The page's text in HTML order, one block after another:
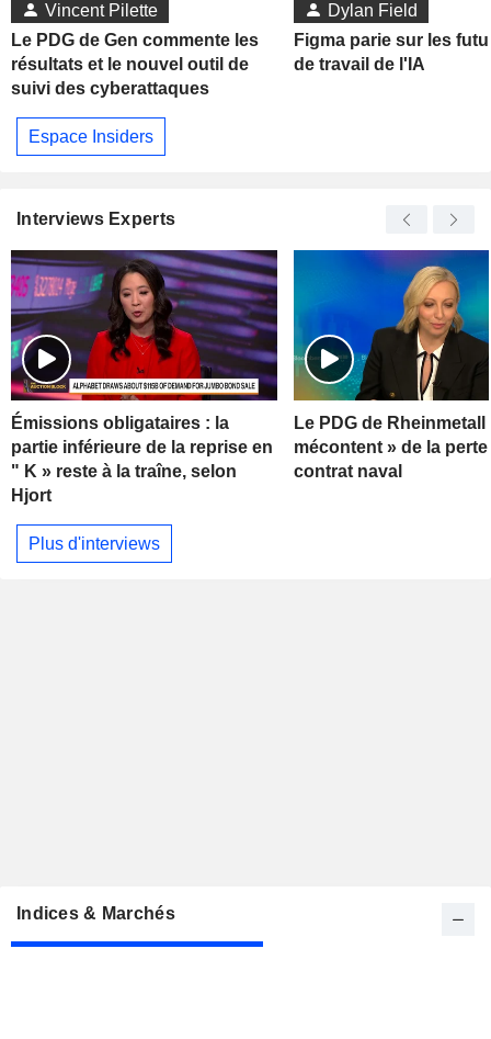
Vincent Pilette
Le PDG de Gen commente les
résultats et le nouvel outil de
suivi des cyberattaques
Dylan Field
Figma parie sur les
de travail de l'IA
Espace Insiders
Interviews Experts
Émissions obligataires : la
partie inférieure de la reprise en
" K » reste à la traîne, selon
Hjort
Le PDG de
mécontent » de la
contrat naval
Plus d'interviews
Indices & Marchés